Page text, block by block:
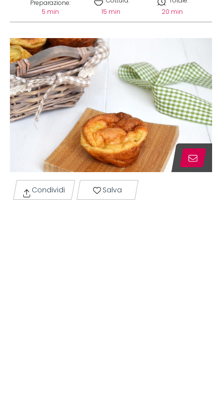
Preparazione:
5 min
15 min
20 min
Condividi Salva